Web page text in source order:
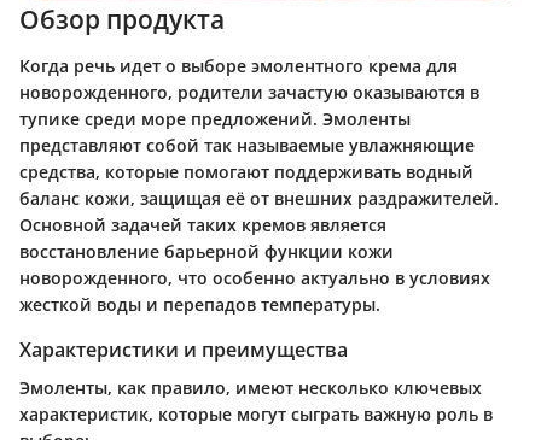
Обзор продукта
Когда речь идет о выборе эмолентного крема для
новорожденного, родители зачастую оказываются в
тупике среди море предложений. Эмоленты
представляют собой так называемые увлажняющие
средства, которые помогают поддерживать водный
баланс кожи, защищая её от внешних раздражителей.
Основной задачей таких кремов является
восстановление барьерной функции кожи
новорожденного, что особенно актуально в условиях
жесткой воды и перепадов температуры.
Характеристики и преимущества
Эмоленты, как правило, имеют несколько ключевых
характеристик, которые могут сыграть важную роль в